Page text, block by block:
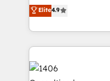
putting Customer
creating digital
people, processes and data.
digital solutions on
processes and
marketing
Elite4.9